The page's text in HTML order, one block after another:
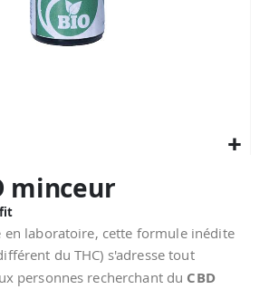
minceur
en laboratoire, cette formule inédite
du THC) s'adresse tout
personnes recherchant du CBD